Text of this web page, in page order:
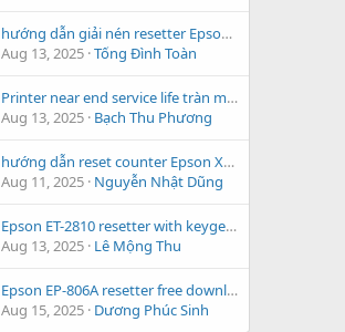
hướng dẫn giải nén resetter Epson ME-101
Aug 13, 2025 Tống Ðình Toàn
Printer near end service life tràn mực thải Epson XP-800
Aug 13, 2025 Bạch Thu Phương
hướng dẫn reset counter Epson XP-225 không cần key trả phí
Aug 11, 2025 Nguyễn Nhật Dũng
Epson ET-2810 resetter with keygen free download
Aug 13, 2025 Lê Mộng Thu
Epson EP-806A resetter free download zip windows 10
Aug 15, 2025 Dương Phúc Sinh